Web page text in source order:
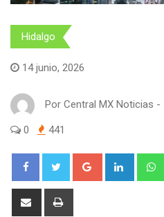
Hidalgo
14 junio, 2026
Por Central MX Noticias -
0 441
Google+ LinkedIn
Share